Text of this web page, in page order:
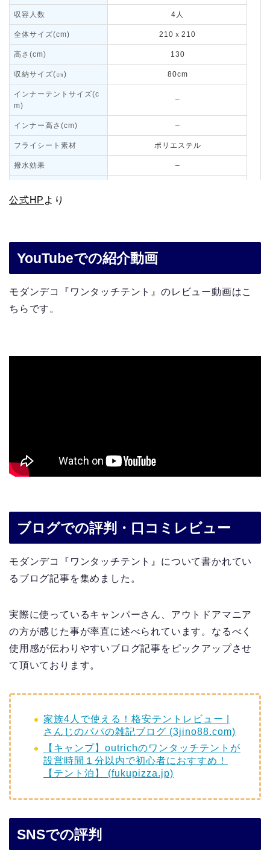
収容人数 4人
全体サイズ(cm) 210ｘ210
高さ(cm) 130
収納サイズ(㎝) 80cm
インナーテントサイズ(c
m)
–
インナー高さ(cm) –
フライシート素材 ポリエステル
撥水効果 –
耐水圧(リビング)
UVカット(UPF)
フレーム素材
公式HP より
YouTubeでの紹介動画
モダンデコ『ワンタッチテント』のレビュー動画はこ
ちらです。
ブログでの評判・口コミレビュー
モダンデコ『ワンタッチテント』について書かれてい
るブログ記事を集めました。
実際に使っているキャンパーさん、アウトドアマニア
の方が感じた事が率直に述べられています。なるべく
使用感が伝わりやすいブログ記事をピックアップさせ
て頂いております。
家族4人で使える！格安テントレビュー |
さんじのパパの雑記ブログ (3jino88.com)
【キャンプ】outrichのワンタッチテントが
設営時間１分以内で初心者におすすめ！
【テント泊】 (fukupizza.jp)
SNSでの評判